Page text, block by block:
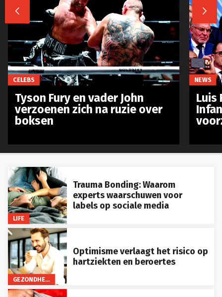
LIFE
Trauma Bonding: Waarom
experts waarschuwen voor
labels op sociale media
GEZONDHEID
Optimisme verlaagt het risico op
hartziekten en beroertes
 
CELEBS
Tyson Fury en vader John
verzoenen zich na ruzie over
boksen
NEWS
Luis